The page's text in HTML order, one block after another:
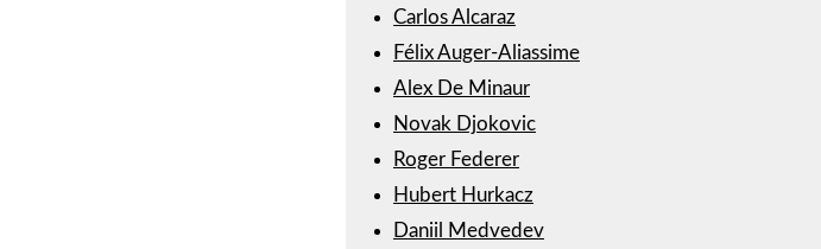
Carlos Alcaraz
Félix Auger-Aliassime
Alex De Minaur
Novak Djokovic
Roger Federer
Hubert Hurkacz
Daniil Medvedev